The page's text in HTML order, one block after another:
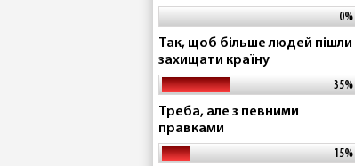
0%
Так, щоб більше людей пішли
захищати країну
35%
Треба, але з певними
правками
15%